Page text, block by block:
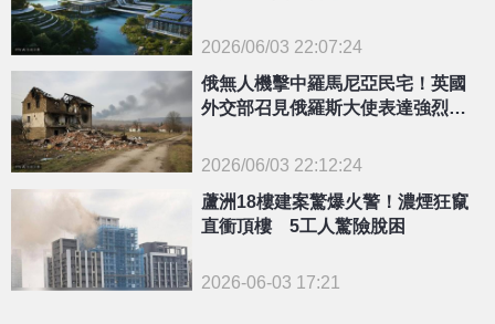
{PLAYICON}
2026/06/03 22:07:24
俄無人機擊中羅馬尼亞民宅！英國
外交部召見俄羅斯大使表達強烈抗
2026/06/03 22:12:24
蘆洲18樓建案驚爆火警！濃煙狂竄
直衝頂樓 5工人驚險脫困
2026-06-03 17:21